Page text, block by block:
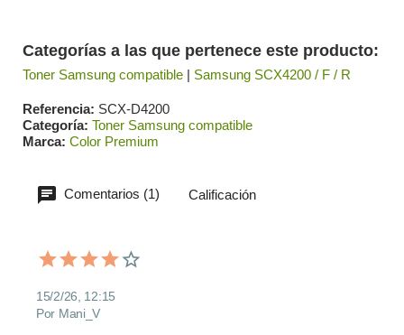
Categorías a las que pertenece este producto:
Toner Samsung compatible | Samsung SCX4200 / F / R
Referencia SCX-D4200
Categoría Toner Samsung compatible
Marca Color Premium
Comentarios (1) Calificación
15/2/26, 12:15
Por Mani_V